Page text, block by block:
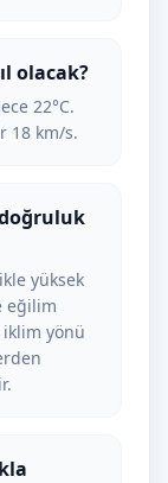
olacak?
22°C.
18 km/s.
yüksek
eğilim
yönü